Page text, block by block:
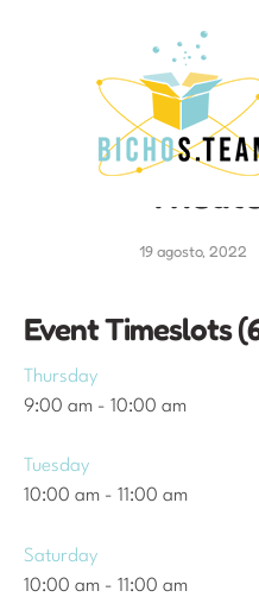
19 agosto, 2022
Event Timeslots
Thursday
9:00 am - 10:00 am
Tuesday
10:00 am - 11:00 am
Saturday
10:00 am - 11:00 am